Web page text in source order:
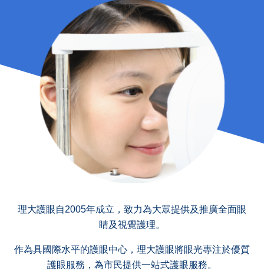
理大護眼自2005年成立，致力為大眾提供及推廣全面眼
睛及視覺護理。
作為具國際水平的護眼中心，理大護眼將眼光專注於優質
護眼服務，為市民提供一站式護眼服務。